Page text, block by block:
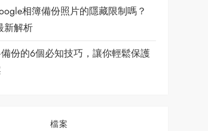
相簿備份照片的隱藏限制嗎？
新解析
份的6個必知技巧，讓你輕鬆保護
檔案